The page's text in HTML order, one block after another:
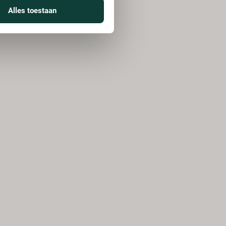
Alles toestaan